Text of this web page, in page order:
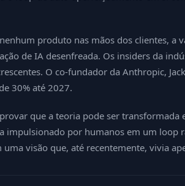
produto nas mãos dos clientes, a
de IA desenfreada. Os insiders da
O co-fundador da Anthropic,
30% até 2027.
que a teoria pode ser
por humanos em um loop
visão que, até recentemente, vivia